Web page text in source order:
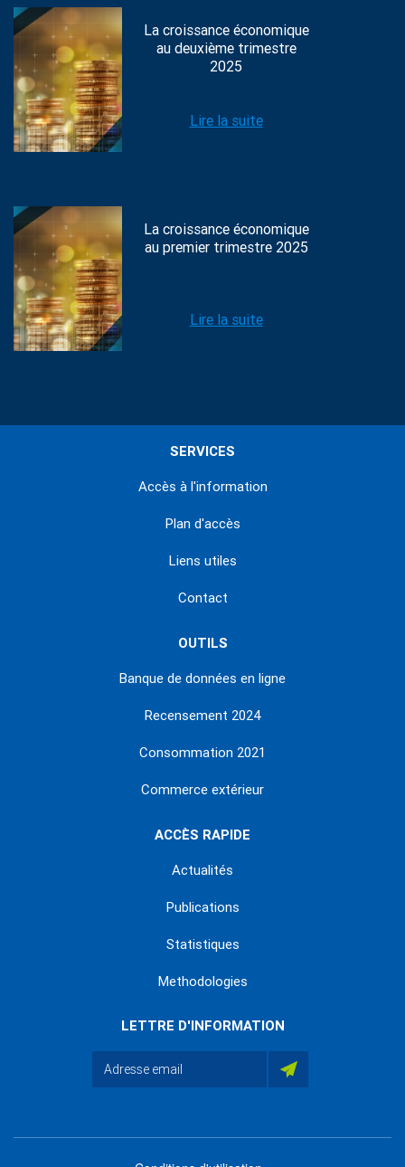
La croissance économique
au deuxième trimestre
2025
Lire la suite
La croissance économique
au premier trimestre 2025
Lire la suite
SERVICES
Accès à l'information
Plan d'accès
Liens utiles
Contact
OUTILS
Banque de données en ligne
Recensement 2024
Consommation 2021
Commerce extérieur
ACCÈS RAPIDE
Actualités
Publications
Statistiques
Methodologies
LETTRE D'INFORMATION